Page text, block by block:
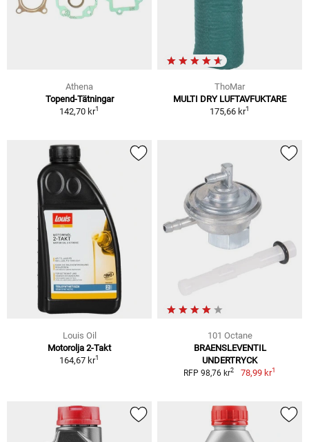
Athena
Topend-Tätningar
142,70 kr1
ThoMar
MULTI DRY LUFTAVFUKTARE
175,66 kr1
Louis Oil
Motorolja 2-Takt
164,67 kr1
101 Octane
BRAENSLEVENTIL
UNDERTRYCK
RFP 98,76 kr2 78,99 kr1